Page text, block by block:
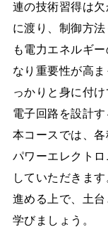
連の技術習得は
に渡り、制御方
も電力エネルギ
なり重要性が高
っかりと身に付
電子回路を設計す
本コースでは、
パワーエレクト
していただきま
進める上で、土
学びましょう。